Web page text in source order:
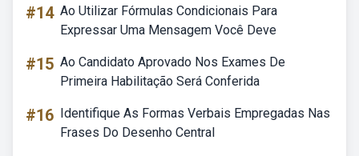
#14 Ao Utilizar Fórmulas Condicionais Para
Expressar Uma Mensagem Você Deve
#15 Ao Candidato Aprovado Nos Exames De
Primeira Habilitação Será Conferida
#16 Identifique As Formas Verbais Empregadas Nas
Frases Do Desenho Central